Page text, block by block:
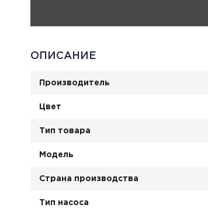
ОПИСАНИЕ
Производитель
Цвет
Тип товара
Модель
Страна производства
Тип насоса